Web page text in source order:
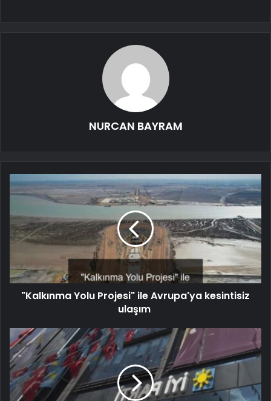
NURCAN BAYRAM
"Kalkınma Yolu Projesi" ile Avrupa'ya kesintisiz
ulaşım